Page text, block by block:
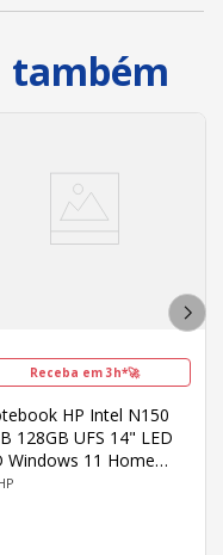
também
Receba em 3h*🚀
HP Intel N150
128GB UFS 14" LED
Windows 11 Home